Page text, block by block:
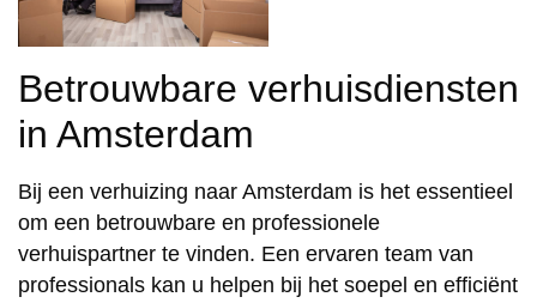
Betrouwbare verhuisdiensten
in Amsterdam
Bij een verhuizing naar Amsterdam is het essentieel
om een betrouwbare en professionele
verhuispartner te vinden. Een ervaren team van
professionals kan u helpen bij het soepel en efficiënt